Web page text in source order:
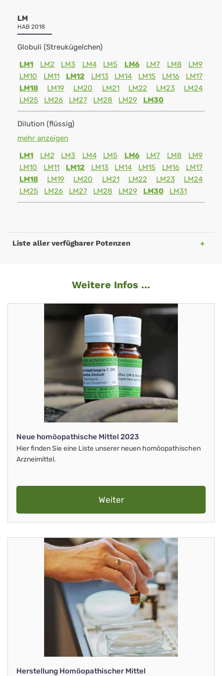
LM
HAB 2018
Globuli (Streukügelchen)
LM1
LM2 LM3 LM4 LM5 LM6 LM7 LM8
LM9
LM10
LM11 LM12 LM13 LM14 LM15 LM16
LM17
LM18
LM19 LM20 LM21 LM22 LM23
LM24
LM25
LM26 LM27 LM28 LM29 LM30
Dilution (flüssig)
mehr anzeigen
LM1
LM2 LM3 LM4 LM5 LM6 LM7 LM8
LM9
LM10
LM11 LM12 LM13 LM14 LM15 LM16
LM17
LM18
LM19 LM20 LM21 LM22 LM23
LM24
LM25
LM26 LM27 LM28 LM29 LM30 LM31
Liste aller verfügbarer Potenzen
Weitere Infos ...
Neue homöopathische Mittel 2023
Hier finden Sie eine Liste unserer neuen homöopathischen
Arzneimittel.
Weiter
Herstellung Homöopathischer Mittel